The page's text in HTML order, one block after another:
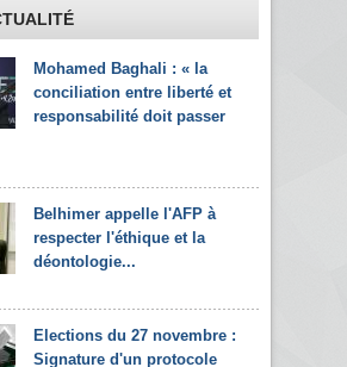
Mohamed Baghali : « la
conciliation entre liberté et
responsabilité doit passer
Belhimer appelle l'AFP à
respecter l'éthique et la
déontologie...
Elections du 27 novembre :
Signature d'un protocole